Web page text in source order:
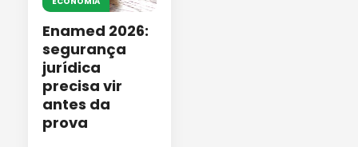
Enamed 2026:
segurança
jurídica
precisa vir
antes da
prova